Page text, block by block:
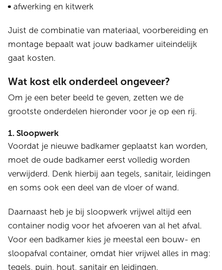
afwerking en kitwerk
Juist de combinatie van materiaal, voorbereiding en
montage bepaalt wat jouw badkamer uiteindelijk
gaat kosten.
Wat kost elk onderdeel ongeveer?
Om je een beter beeld te geven, zetten we de
grootste onderdelen hieronder voor je op een rij.
1. Sloopwerk
Voordat je nieuwe badkamer geplaatst kan worden,
moet de oude badkamer eerst volledig worden
verwijderd. Denk hierbij aan tegels, sanitair, leidingen
en soms ook een deel van de vloer of wand.
Daarnaast heb je bij sloopwerk vrijwel altijd een
container nodig voor het afvoeren van al het afval.
Voor een badkamer kies je meestal een bouw- en
sloopafval container, omdat hier vrijwel alles in mag:
tegels, puin, hout, sanitair en leidingen.